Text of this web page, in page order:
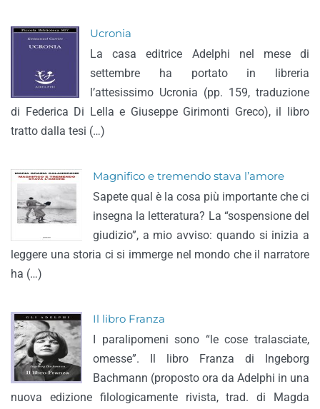
Ucronia
La casa editrice Adelphi nel mese di
settembre ha portato in libreria
l’attesissimo Ucronia (pp. 159, traduzione
di Federica Di Lella e Giuseppe Girimonti Greco), il libro
tratto dalla tesi (…)
Magnifico e tremendo stava l’amore
Sapete qual è la cosa più importante che ci
insegna la letteratura? La “sospensione del
giudizio”, a mio avviso: quando si inizia a
leggere una storia ci si immerge nel mondo che il narratore
ha (…)
Il libro Franza
I paralipomeni sono “le cose tralasciate,
omesse”. Il libro Franza di Ingeborg
Bachmann (proposto ora da Adelphi in una
nuova edizione filologicamente rivista, trad. di Magda